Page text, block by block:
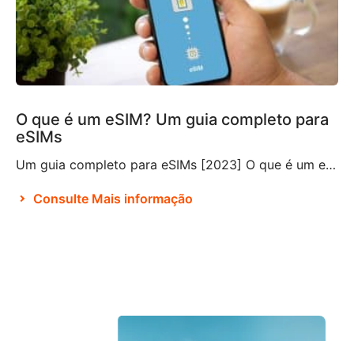
O que é um eSIM? Um guia completo para
eSIMs
Um guia completo para eSIMs [2023] O que é um eSIM? Se você não está familiarizado com essa tecnologia relativamente nova, pode estar se perguntando o que é um eSIM e se precisa ou não incluí-lo em seus planos de viagem. Um eSIM, também conhecido como SIM incorporado ou SIM eletrônico, é um componente que […]
Consulte Mais informação